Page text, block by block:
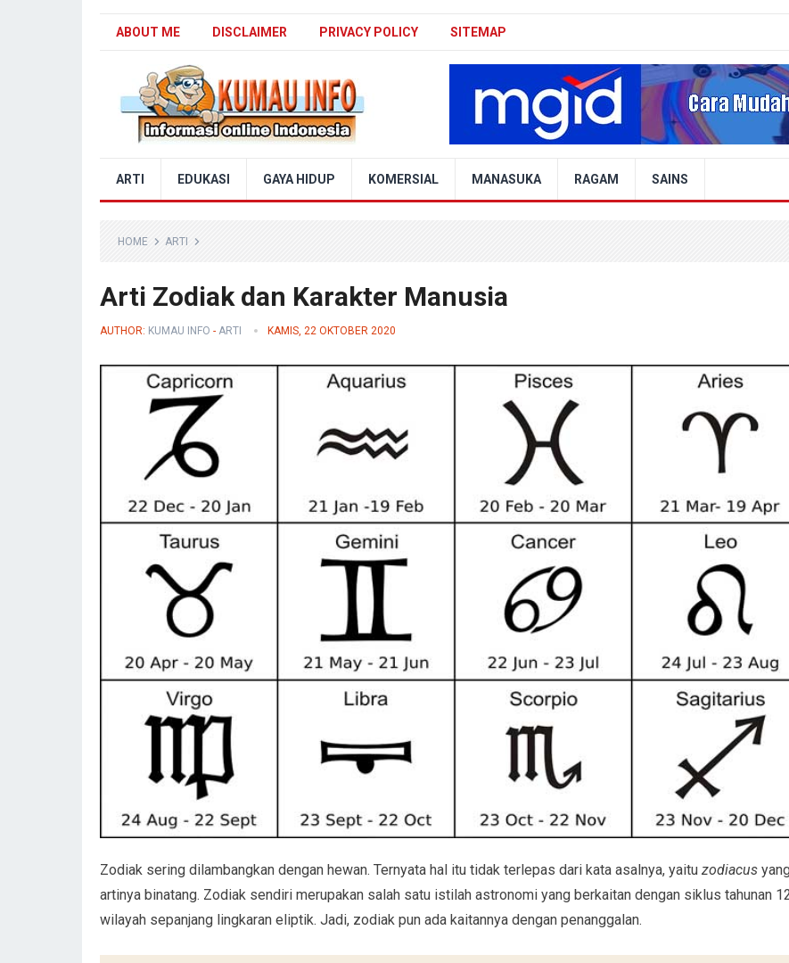
ABOUT ME DISCLAIMER PRIVACY POLICY SITEMAP
ARTI EDUKASI GAYA HIDUP KOMERSIAL MANASUKA RAGAM SAINS
HOME ARTI
Arti Zodiak dan Karakter Manusia
AUTHOR: KUMAU INFO - ARTI KAMIS, 22 OKTOBER 2020
Zodiak sering dilambangkan dengan hewan. Ternyata hal itu tidak terlepas dari kata asalnya, yaitu zodiacus
artinya binatang. Zodiak sendiri merupakan salah satu istilah astronomi yang berkaitan dengan siklus tahunan
wilayah sepanjang lingkaran eliptik. Jadi, zodiak pun ada kaitannya dengan penanggalan.